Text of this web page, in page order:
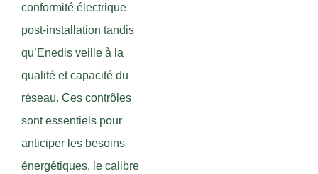
conformité électrique
post-installation tandis
qu’Enedis veille à la
qualité et capacité du
réseau. Ces contrôles
sont essentiels pour
anticiper les besoins
énergétiques, le calibre